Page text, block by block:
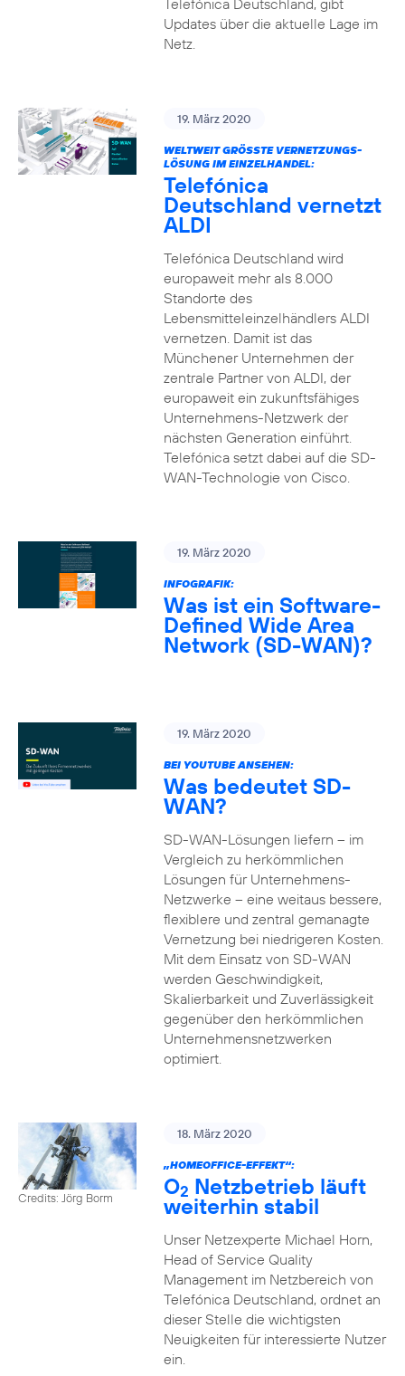
Telefónica Deutschland, gibt
Updates über die aktuelle Lage im
Netz.
19. März 2020
WELTWEIT GRÖSSTE VERNETZUNGS-L
ÖSUNG IM EINZELHANDEL:
Telefónica
Deutschland vernetzt
ALDI
Telefónica Deutschland wird
europaweit mehr als 8.000
Standorte des
Lebensmitteleinzelhändlers ALDI
vernetzen. Damit ist das
Münchener Unternehmen der
zentrale Partner von ALDI, der
europaweit ein zukunftsfähiges
Unternehmens-Netzwerk der
nächsten Generation einführt.
Telefónica setzt dabei auf die SD-
WAN-Technologie von Cisco.
19. März 2020
INFOGRAFIK:
Was ist ein Software-
Defined Wide Area
Network (SD-WAN)?
19. März 2020
BEI YOUTUBE ANSEHEN:
Was bedeutet SD-
WAN?
SD-WAN-Lösungen liefern – im
Vergleich zu herkömmlichen
Lösungen für Unternehmens-
Netzwerke – eine weitaus bessere,
flexiblere und zentral gemanagte
Vernetzung bei niedrigeren Kosten.
Mit dem Einsatz von SD-WAN
werden Geschwindigkeit,
Skalierbarkeit und Zuverlässigkeit
gegenüber den herkömmlichen
Unternehmensnetzwerken
optimiert.
Credits: Jörg Borm
18. März 2020
„HOMEOFFICE-EFFEKT“:
O2 Netzbetrieb läuft
weiterhin stabil
Unser Netzexperte Michael Horn,
Head of Service Quality
Management im Netzbereich von
Telefónica Deutschland, ordnet an
dieser Stelle die wichtigsten
Neuigkeiten für interessierte Nutzer
ein.